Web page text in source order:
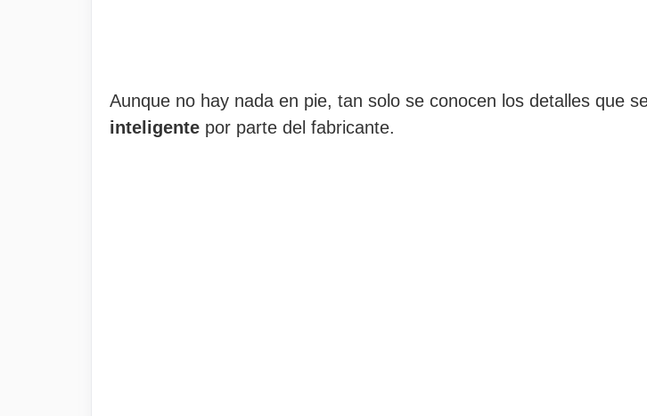
Aunque no hay nada en pie, tan solo se conocen los detalles que
inteligente por parte del fabricante.